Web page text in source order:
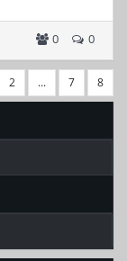
0 0
2 ... 7 8